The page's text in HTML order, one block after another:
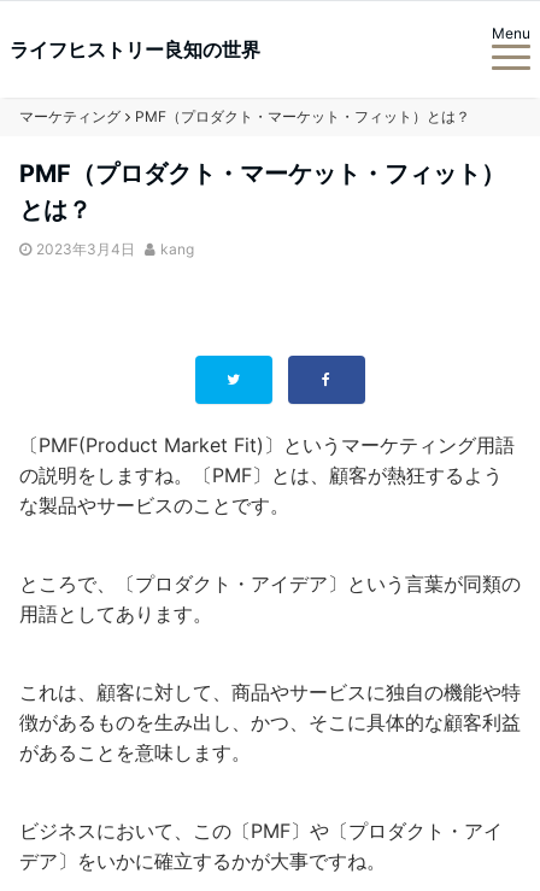
ライフヒストリー良知の世界
Menu
マーケティング PMF（プロダクト・マーケット・フィット）とは？
PMF（プロダクト・マーケット・フィット）
とは？
2023年3月4日 kang
〔PMF(Product Market Fit)〕というマーケティング用語
の説明をしますね。〔PMF〕とは、顧客が熱狂するよう
な製品やサービスのことです。
ところで、〔プロダクト・アイデア〕という言葉が同類の
用語としてあります。
これは、顧客に対して、商品やサービスに独自の機能や特
徴があるものを生み出し、かつ、そこに具体的な顧客利益
があることを意味します。
ビジネスにおいて、この〔PMF〕や〔プロダクト・アイ
デア〕をいかに確立するかが大事ですね。